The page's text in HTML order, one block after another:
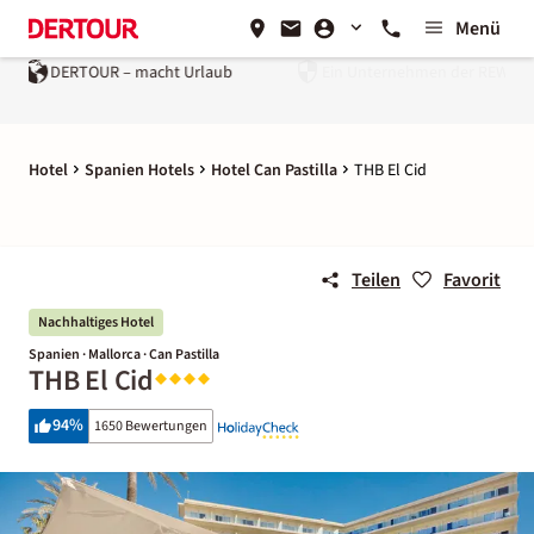
Menü
Ein Unternehmen derREWE Group
Hotel Spanien Hotels Hotel Can Pastilla THB El Cid
Teilen Favorit
Nachhaltiges Hotel
Spanien · Mallorca · Can Pastilla
THB El Cid
94% 1650 Bewertungen